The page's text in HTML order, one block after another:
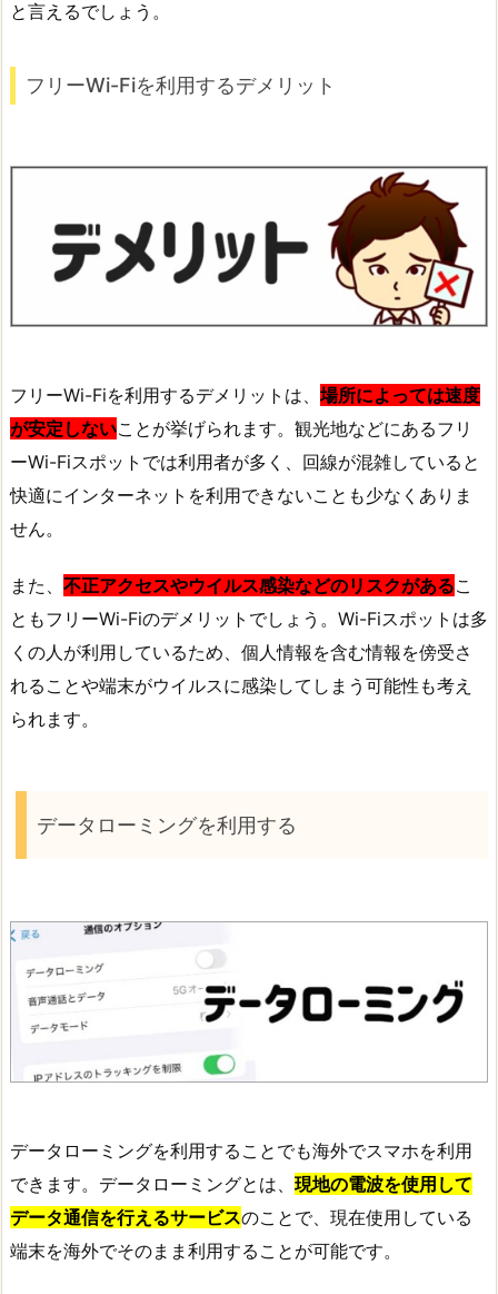
と言えるでしょう。
フリーWi-Fiを利用するデメリット
フリーWi-Fiを利用するデメリットは、 場所によっては速度
が安定しないことが挙げられます。観光地などにあるフリ
ーWi-Fiスポットでは利用者が多く、回線が混雑していると
快適にインターネットを利用できないことも少なくありま
せん。
また、 不正アクセスやウイルス感染などのリスクがあるこ
ともフリーWi-Fiのデメリットでしょう。Wi-Fiスポットは多
くの人が利用しているため、個人情報を含む情報を傍受さ
れることや端末がウイルスに感染してしまう可能性も考え
られます。
データローミングを利用する
データローミングを利用することでも海外でスマホを利用
できます。データローミングとは、 現地の電波を使用して
データ通信を行えるサービスのことで、現在使用している
端末を海外でそのまま利用することが可能です。